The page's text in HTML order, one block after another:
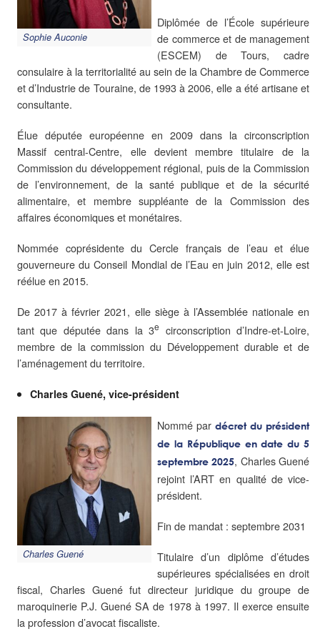
Sophie Auconie
Diplômée de l’École supérieure
de commerce et de management
(ESCEM) de Tours, cadre
consulaire à la territorialité au sein de la Chambre de Commerce
et d’Industrie de Touraine, de 1993 à 2006, elle a été artisane et
consultante.
Élue députée européenne en 2009 dans la circonscription
Massif central-Centre, elle devient membre titulaire de la
Commission du développement régional, puis de la Commission
de l’environnement, de la santé publique et de la sécurité
alimentaire, et membre suppléante de la Commission des
affaires économiques et monétaires.
Nommée coprésidente du Cercle français de l’eau et élue
gouverneure du Conseil Mondial de l’Eau en juin 2012, elle est
réélue en 2015.
De 2017 à février 2021, elle siège à l’Assemblée nationale en
tant que députée dans la 3e circonscription d’Indre-et-Loire,
membre de la commission du Développement durable et de
l’aménagement du territoire.
Charles Guené, vice-président
Charles Guené
Nommé par décretdu président
de la République en date du 5
septembre 2025, Charles Guené
rejoint l’ART en qualité de vice-
président.
Fin de mandat : septembre 2031
Titulaire d’un diplôme d’études
supérieures spécialisées en droit
fiscal, Charles Guené fut directeur juridique du groupe de
maroquinerie P.J. Guené SA de 1978 à 1997. Il exerce ensuite
la profession d’avocat fiscaliste.